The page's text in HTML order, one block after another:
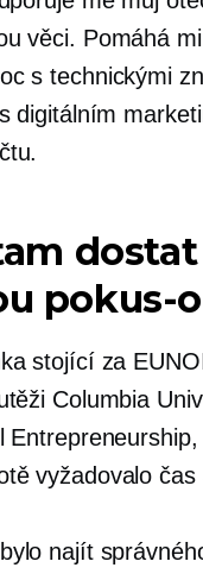
věci. Pomáhá
s technickými
digitálním
dostat
pokus-
stojící za
Columbia
vyžadovalo čas
najít